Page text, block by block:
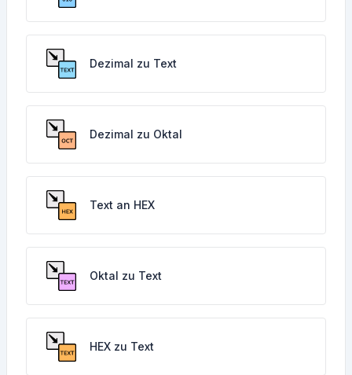
Dezimal zu Text
Dezimal zu Oktal
Text an HEX
Oktal zu Text
HEX zu Text